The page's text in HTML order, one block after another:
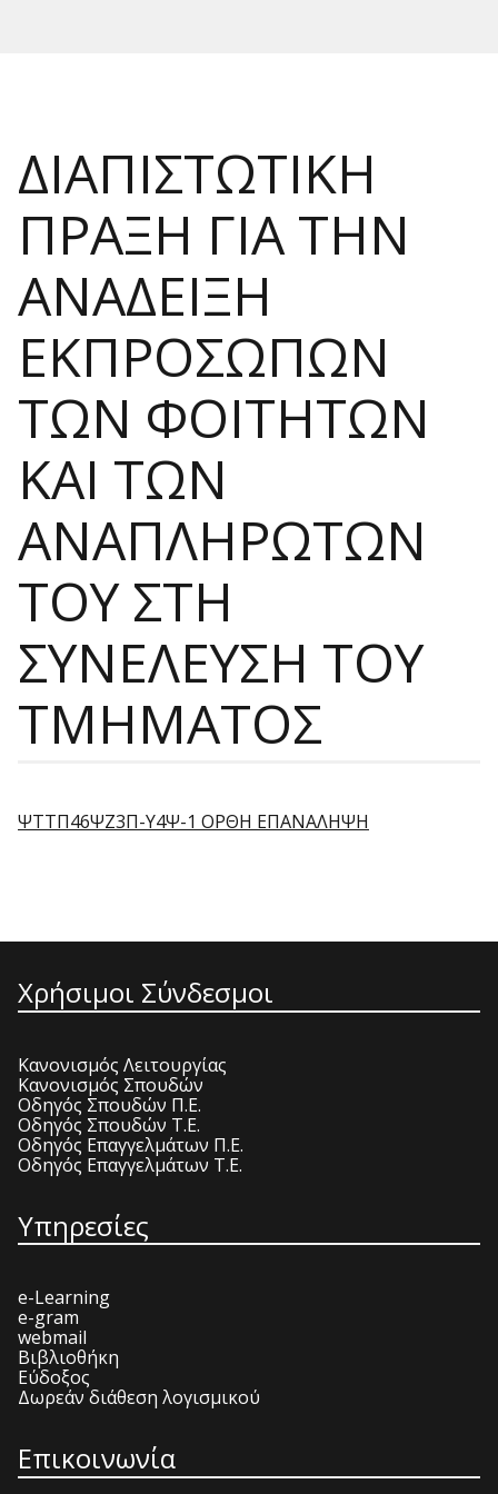
ΔΙΑΠΙΣΤΩΤΙΚΗ
ΠΡΑΞΗ ΓΙΑ ΤΗΝ
ΑΝΑΔΕΙΞΗ
ΕΚΠΡΟΣΩΠΩΝ
ΤΩΝ ΦΟΙΤΗΤΩΝ
ΚΑΙ ΤΩΝ
ΑΝΑΠΛΗΡΩΤΩΝ
ΤΟΥ ΣΤΗ
ΣΥΝΕΛΕΥΣΗ ΤΟΥ
ΤΜΗΜΑΤΟΣ
ΨΤΤΠ46ΨΖ3Π-Υ4Ψ-1 ΟΡΘΗ ΕΠΑΝΑΛΗΨΗ
Χρήσιμοι Σύνδεσμοι
Κανονισμός Λειτουργίας
Κανονισμός Σπουδών
Οδηγός Σπουδών Π.Ε.
Οδηγός Σπουδών Τ.Ε.
Οδηγός Επαγγελμάτων Π.Ε.
Οδηγός Επαγγελμάτων Τ.Ε.
Υπηρεσίες
e-Learning
e-gram
webmail
Βιβλιοθήκη
Εύδοξος
Δωρεάν διάθεση λογισμικού
Επικοινωνία